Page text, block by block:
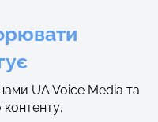
UA Voice Media та
контенту.